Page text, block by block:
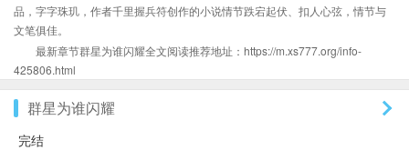
品，字字珠玑，作者千里握兵符创作的小说情节跌宕起伏、扣人心弦，情节与
文笔俱佳。
最新章节群星为谁闪耀全文阅读推荐地址：https://m.xs777.org/info-
425806.html
群星为谁闪耀
完结